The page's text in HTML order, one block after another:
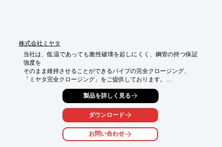
株式会社ミヤタ
当社は、低温であっても脆性破壊を起しにくく、鋼管の持つ保証
強度を
そのまま維持させることができるパイプの完全クロージング、
「ミヤタ完全クロージング」をご提供しております。
深絞り品と違い、端管部分のみの加工となるため、加工部分以外
素材組織の伸びに変化は生じません。
また、先端のクロージング部分は肉厚減少を無くす加工方法とな
製品を詳しく見る
ダウンロード
お問い合わせ